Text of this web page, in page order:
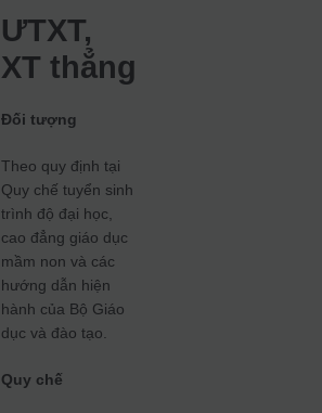
ƯTXT,
XT thẳng
Đối tượng
Theo quy định tại
Quy chế tuyển sinh
trình độ đại học,
cao đẳng giáo dục
mầm non và các
hướng dẫn hiện
hành của Bộ Giáo
dục và đào tạo.
Quy chế